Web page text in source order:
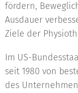
fördern,
Ausdauer
Ziele der
Im US-
seit 1980 von
des